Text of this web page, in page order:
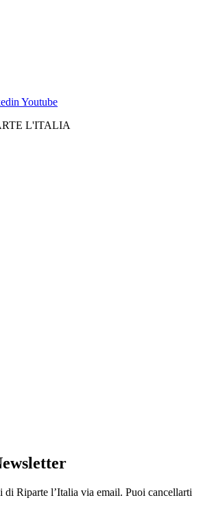
Youtube
L'ITALIA
Riparte l’Italia via email. Puoi cancellarti